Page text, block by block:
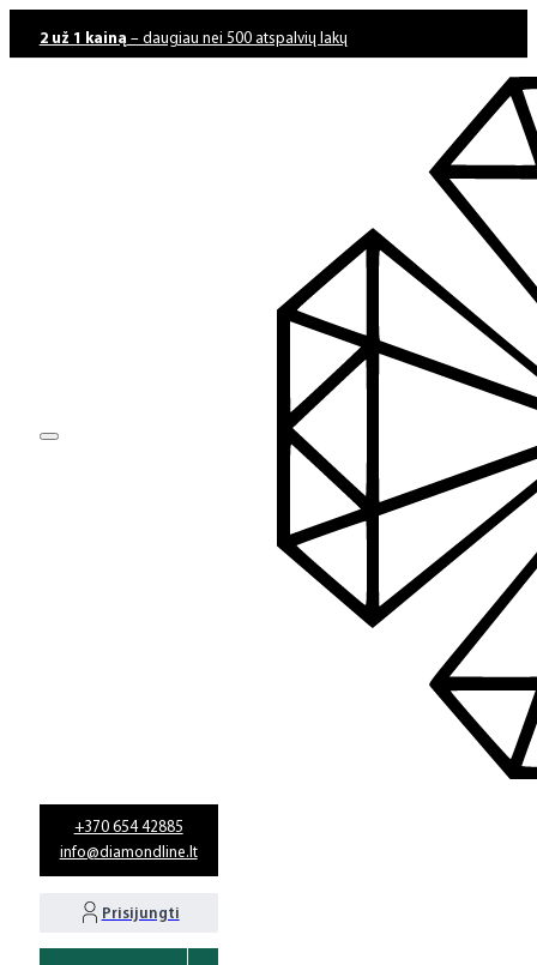
2 už 1 kainą – daugiau nei 500 atspalvių lakų
+370 654 42885
info@diamondline.lt
Prisijungti